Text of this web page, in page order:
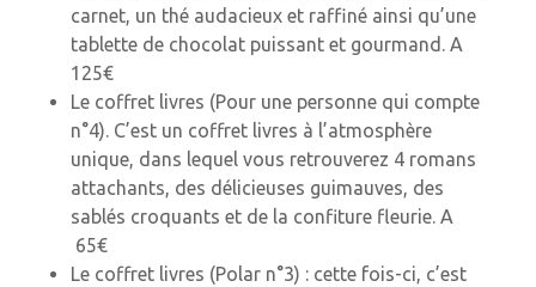
carnet, un thé audacieux et raffiné ainsi qu’une
tablette de chocolat puissant et gourmand. A
125€
Le coffret livres (Pour une personne qui compte
n°4). C’est un coffret livres à l’atmosphère
unique, dans lequel vous retrouverez 4 romans
attachants, des délicieuses guimauves, des
sablés croquants et de la confiture fleurie. A
65€
Le coffret livres (Polar n°3) : cette fois-ci, c’est